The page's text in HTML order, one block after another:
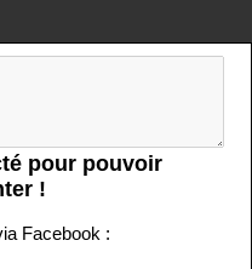
pour pouvoir
!
Facebook :